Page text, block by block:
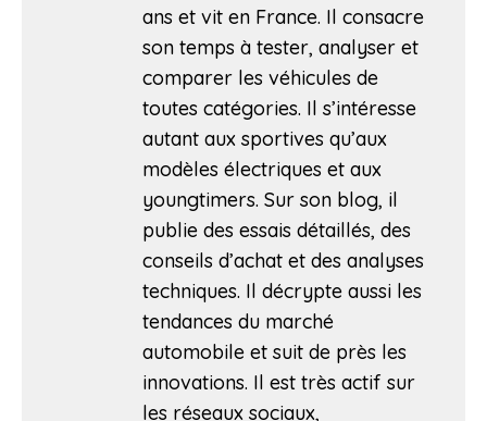
ans et vit en France. Il consacre
son temps à tester, analyser et
comparer les véhicules de
toutes catégories. Il s’intéresse
autant aux sportives qu’aux
modèles électriques et aux
youngtimers. Sur son blog, il
publie des essais détaillés, des
conseils d’achat et des analyses
techniques. Il décrypte aussi les
tendances du marché
automobile et suit de près les
innovations. Il est très actif sur
les réseaux sociaux,